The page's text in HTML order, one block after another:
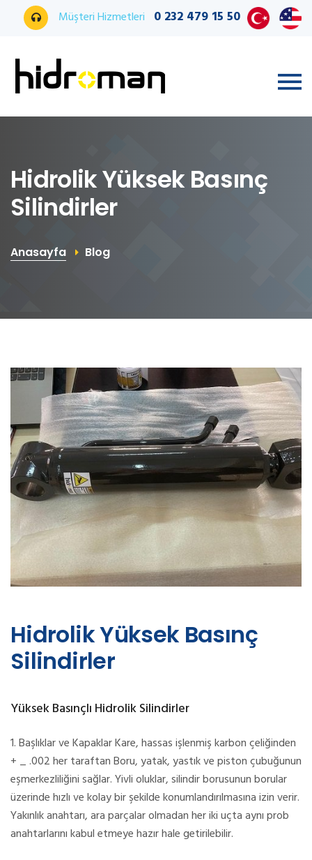
Müşteri Hizmetleri 0 232 479 15 50
Hidrolik Yüksek Basınç
Silindirler
Anasayfa Blog
Hidrolik Yüksek Basınç
Silindirler
Yüksek Basınçlı Hidrolik Silindirler
1. Başlıklar ve Kapaklar Kare, hassas işlenmiş karbon çeliğinden
+ _ .002 her taraftan Boru, yatak, yastık ve piston çubuğunun
eşmerkezliliğini sağlar. Yivli oluklar, silindir borusunun borular
üzerinde hızlı ve kolay bir şekilde konumlandırılmasına izin verir.
Yakınlık anahtarı, ara parçalar olmadan her iki uçta aynı prob
anahtarlarını kabul etmeye hazır hale getirilebilir.